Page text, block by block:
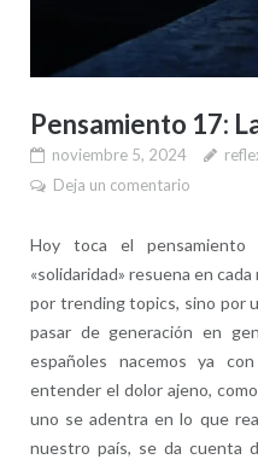
Pensamiento 17:
noviembre 5, 2024
Deja un comentario
Hoy toca el pensamiento
«solidaridad» resuena en
por trending topics, sino por
pasar de generación en
españoles nacemos ya
entender el dolor ajeno,
uno se adentra en lo que
nuestro país, se da cuenta